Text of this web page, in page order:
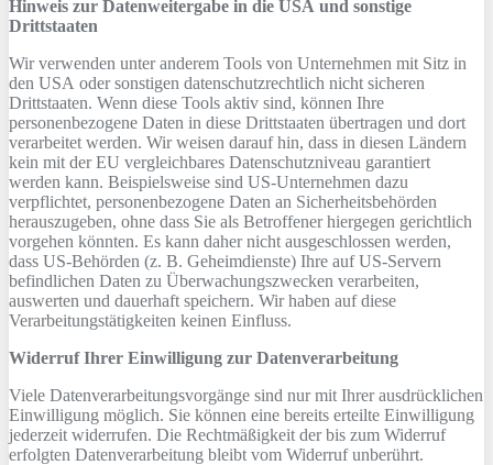
Hinweis zur Datenweitergabe in die USA und sonstige
Drittstaaten
Wir verwenden unter anderem Tools von Unternehmen mit Sitz in
den USA oder sonstigen datenschutzrechtlich nicht sicheren
Drittstaaten. Wenn diese Tools aktiv sind, können Ihre
personenbezogene Daten in diese Drittstaaten übertragen und dort
verarbeitet werden. Wir weisen darauf hin, dass in diesen Ländern
kein mit der EU vergleichbares Datenschutzniveau garantiert
werden kann. Beispielsweise sind US-Unternehmen dazu
verpflichtet, personenbezogene Daten an Sicherheitsbehörden
herauszugeben, ohne dass Sie als Betroffener hiergegen gerichtlich
vorgehen könnten. Es kann daher nicht ausgeschlossen werden,
dass US-Behörden (z. B. Geheimdienste) Ihre auf US-Servern
befindlichen Daten zu Überwachungszwecken verarbeiten,
auswerten und dauerhaft speichern. Wir haben auf diese
Verarbeitungstätigkeiten keinen Einfluss.
Widerruf Ihrer Einwilligung zur Datenverarbeitung
Viele Datenverarbeitungsvorgänge sind nur mit Ihrer ausdrücklichen
Einwilligung möglich. Sie können eine bereits erteilte Einwilligung
jederzeit widerrufen. Die Rechtmäßigkeit der bis zum Widerruf
erfolgten Datenverarbeitung bleibt vom Widerruf unberührt.